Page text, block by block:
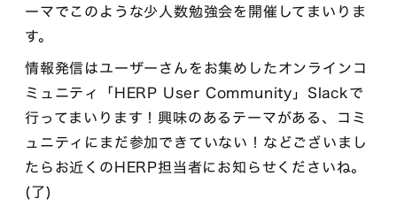
ーマでこのような少人数勉強会を開催してまいりま
す。
情報発信はユーザーさんをお集めしたオンラインコ
ミュニティ「HERP User Community」Slackで
行ってまいります！興味のあるテーマがある、コミ
ュニティにまだ参加できていない！などございまし
たらお近くのHERP担当者にお知らせくださいね。
(了)